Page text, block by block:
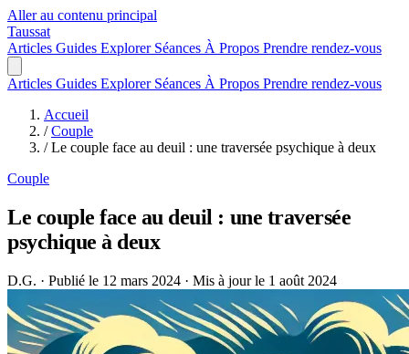
Aller au contenu principal
Taussat
Articles Guides Explorer Séances À Propos Prendre rendez-vous
Articles Guides Explorer Séances À Propos Prendre rendez-vous
Accueil
/ Couple
/ Le couple face au deuil : une traversée psychique à deux
Couple
Le couple face au deuil : une traversée
psychique à deux
D.G. · Publié le 12 mars 2024 · Mis à jour le 1 août 2024